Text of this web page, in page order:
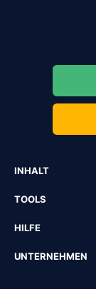
INHALT
TOOLS
HILFE
UNTERNEHMEN